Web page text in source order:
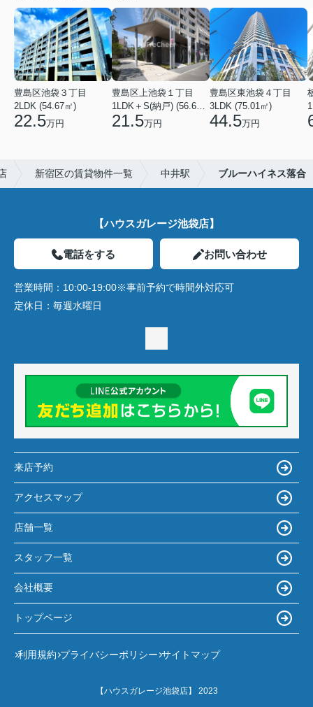
豊島区池袋３丁目
2LDK (54.67㎡)
22.5万円
豊島区上池袋１丁目
21.5万円
豊島区東池袋４丁目
3LDK (75.01㎡)
44.5万円
新宿区の賃貸物件一覧 中井駅 ブルーハイネス落合
【ハウスガレージ池袋店】
電話をする お問い合わせ
営業時間： 10:00-19:00※事前予約で時間外対応可
定休日： 毎週水曜日
来店予約
アクセスマップ
店舗一覧
スタッフ一覧
会社概要
トップページ
利用規約 プライバシーポリシー サイトマップ
【ハウスガレージ池袋店】 2023